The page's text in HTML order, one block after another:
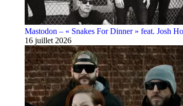
Mastodon – « Snakes For Dinner » feat. Josh
16 juillet 2026